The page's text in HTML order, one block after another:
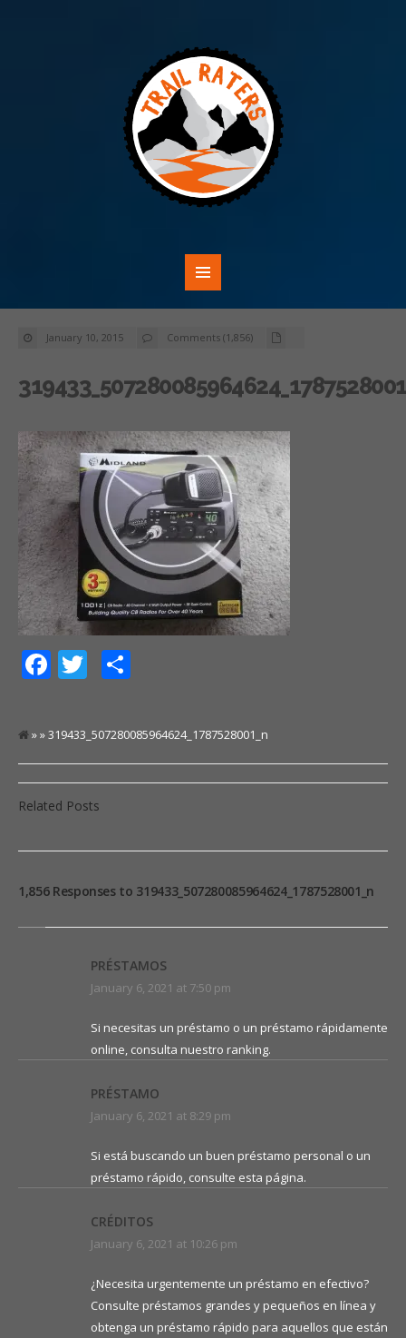
January 10, 2015 Comments (1,856)
Facebook
Twitter
» » 319433_507280085964624_1787528001_n
Related Posts
1,856 Responses to 319433_507280085964624_1787528001_n
PRÉSTAMOS
January 6, 2021 at 7:50 pm
Si necesitas un préstamo o un préstamo rápidamente
online, consulta nuestro ranking.
PRÉSTAMO
January 6, 2021 at 8:29 pm
Si está buscando un buen préstamo personal o un
préstamo rápido, consulte esta página.
CRÉDITOS
January 6, 2021 at 10:26 pm
¿Necesita urgentemente un préstamo en efectivo?
Consulte préstamos grandes y pequeños en línea y
obtenga un préstamo rápido para aquellos que están